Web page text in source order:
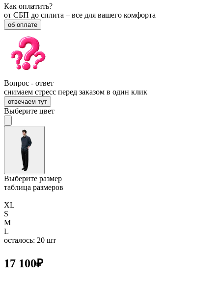
Как оплатить?
от СБП до сплита – все для вашего комфорта
об оплате
Вопрос - ответ
снимаем стресс перед заказом в один клик
отвечаем тут
Выберите цвет
Выберите размер
таблица размеров
XL
S
M
L
осталось: 20 шт
17 100₽